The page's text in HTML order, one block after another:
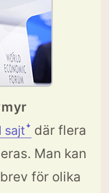
sajtꜜ där flera
Man kan
för olika